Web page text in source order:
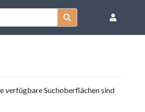
verfügbare Suchoberflächen sind